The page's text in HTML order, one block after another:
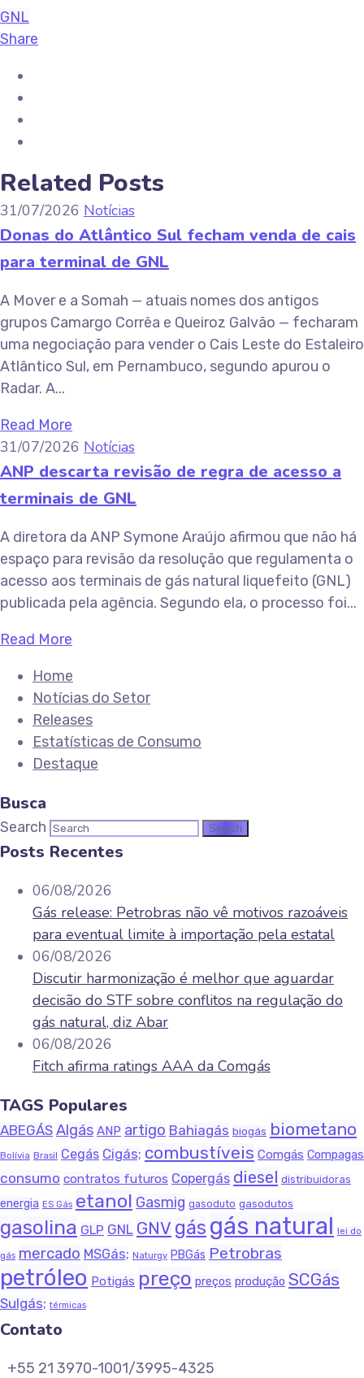
GNL
Share
Related Posts
31/07/2026 Notícias
Donas do Atlântico Sul fecham venda de cais
para terminal de GNL
A Mover e a Somah — atuais nomes dos antigos
grupos Camargo Corrêa e Queiroz Galvão — fecharam
uma negociação para vender o Cais Leste do Estaleiro
Atlântico Sul, em Pernambuco, segundo apurou o
Radar. A...
Read More
31/07/2026 Notícias
ANP descarta revisão de regra de acesso a
terminais de GNL
A diretora da ANP Symone Araújo afirmou que não há
espaço para revisão da resolução que regulamenta o
acesso aos terminais de gás natural liquefeito (GNL)
publicada pela agência. Segundo ela, o processo foi...
Read More
Home
Notícias do Setor
Releases
Estatísticas de Consumo
Destaque
Busca
Search
Posts Recentes
06/08/2026
Gás release: Petrobras não vê motivos razoáveis
para eventual limite à importação pela estatal
06/08/2026
Discutir harmonização é melhor que aguardar
decisão do STF sobre conflitos na regulação do
gás natural, diz Abar
06/08/2026
Fitch afirma ratings AAA da Comgás
TAGS Populares
ABEGÁS Algás ANP artigo Bahiagás biogás biometano
Bolívia Brasil Cegás Cigás; combustíveis Comgás Compagas
consumo contratos futuros Copergás diesel distribuidoras
energia ES Gás etanol Gasmig gasoduto gasodutos
gasolina GLP GNL GNV gás gás natural lei do
gás mercado MSGás; Naturgy PBGás Petrobras
petróleo Potigás preço preços produção SCGás
Sulgás; térmicas
Contato
+55 21 3970-1001/3995-4325